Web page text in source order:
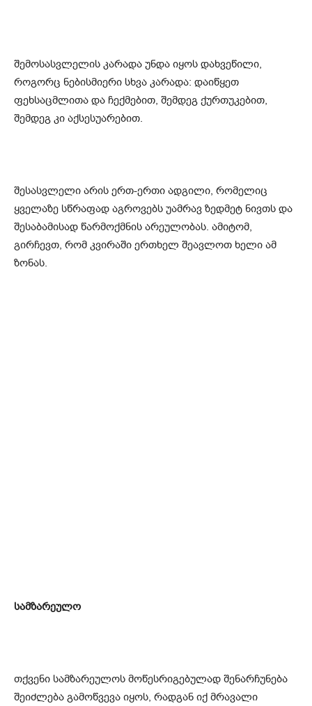
შემოსასვლელის კარადა უნდა იყოს დახვეწილი,
როგორც ნებისმიერი სხვა კარადა: დაიწყეთ
ფეხსაცმლითა და ჩექმებით, შემდეგ ქურთუკებით,
შემდეგ კი აქსესუარებით.
შესასვლელი არის ერთ-ერთი ადგილი, რომელიც
ყველაზე სწრაფად აგროვებს უამრავ ზედმეტ ნივთს და
შესაბამისად წარმოქმნის არეულობას. ამიტომ,
გირჩევთ, რომ კვირაში ერთხელ შეავლოთ ხელი ამ
ზონას.
სამზარეულო
თქვენი სამზარეულოს მოწესრიგებულად შენარჩუნება
შეიძლება გამოწვევა იყოს, რადგან იქ მრავალი